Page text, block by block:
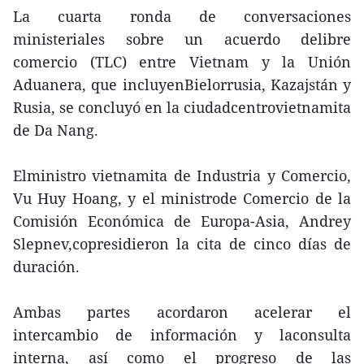
La cuarta ronda de conversaciones
ministeriales sobre un acuerdo delibre
comercio (TLC) entre Vietnam y la Unión
Aduanera, que incluyenBielorrusia, Kazajstán y
Rusia, se concluyó en la ciudadcentrovietnamita
de Da Nang.
Elministro vietnamita de Industria y Comercio,
Vu Huy Hoang, y el ministrode Comercio de la
Comisión Económica de Europa-Asia, Andrey
Slepnev,copresidieron la cita de cinco días de
duración.
Ambas partes acordaron acelerar el
intercambio de información y laconsulta
interna, así como el progreso de las